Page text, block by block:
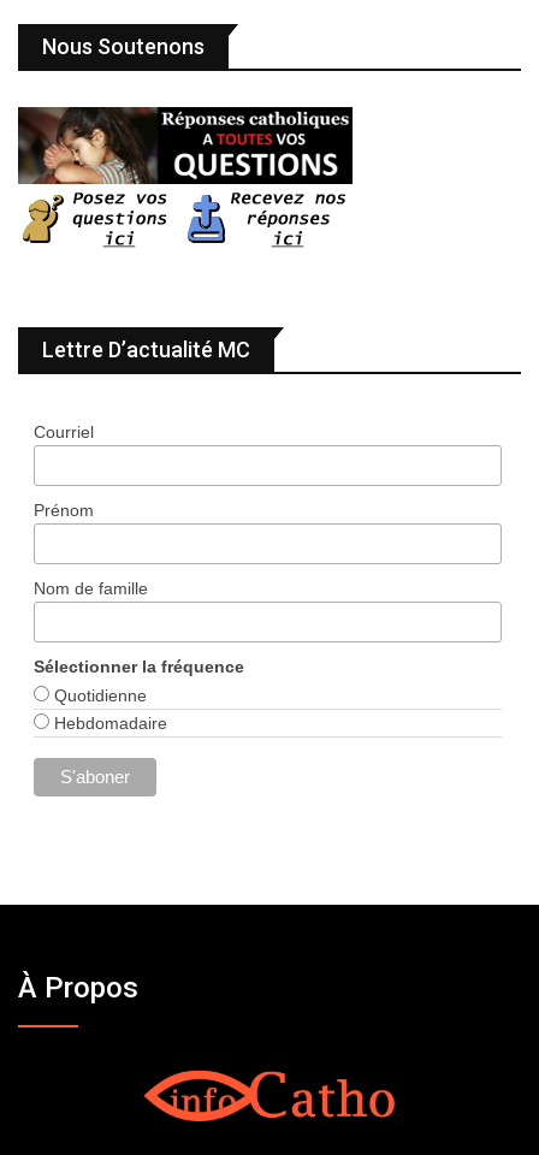
Nous Soutenons
Lettre D’actualité MC
Courriel
Prénom
Nom de famille
Sélectionner la fréquence
Quotidienne
Hebdomadaire
À Propos